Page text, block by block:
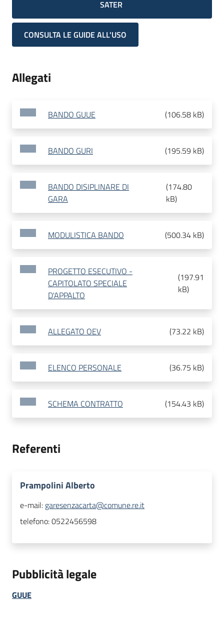
SATER
CONSULTA LE GUIDE ALL'USO
Allegati
BANDO GUUE (106.58 kB)
BANDO GURI (195.59 kB)
BANDO DISIPLINARE DI
GARA
(174.80
kB)
MODULISTICA BANDO (500.34 kB)
PROGETTO ESECUTIVO -
CAPITOLATO SPECIALE
D'APPALTO
(197.91
kB)
ALLEGATO OEV (73.22 kB)
ELENCO PERSONALE (36.75 kB)
SCHEMA CONTRATTO (154.43 kB)
Referenti
Prampolini Alberto
e-mail: garesenzacarta@comune.re.it
telefono:0522456598
Pubblicità legale
GUUE